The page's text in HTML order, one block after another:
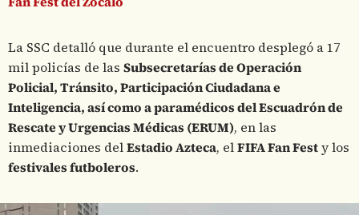
La SSC detalló que durante el encuentro desplegó a 17
mil policías de las Subsecretarías de Operación
Policial, Tránsito, Participación Ciudadana e
Inteligencia, así como a paramédicos del Escuadrón de
Rescate y Urgencias Médicas (ERUM), en las
inmediaciones delEstadio Azteca, elFIFA Fan Festy los
festivales futboleros.